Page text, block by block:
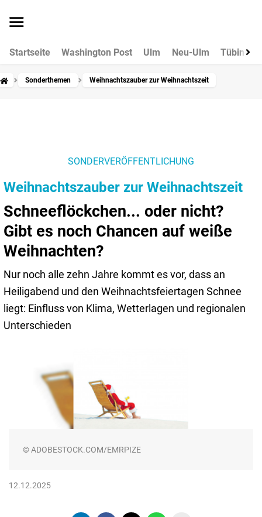
Startseite Washington Post Ulm Neu-Ulm Tübingen
Sonderthemen Weihnachtszauber zur Weihnachtszeit
SONDERVERÖFFENTLICHUNG
Weihnachtszauber zur Weihnachtszeit
Schneeflöckchen... oder nicht?
Gibt es noch Chancen auf weiße
Weihnachten?
Nur noch alle zehn Jahre kommt es vor, dass an
Heiligabend und den Weihnachtsfeiertagen Schnee
liegt: Einfluss von Klima, Wetterlagen und regionalen
Unterschieden
© ADOBESTOCK.COM/EMRPIZE
12.12.2025